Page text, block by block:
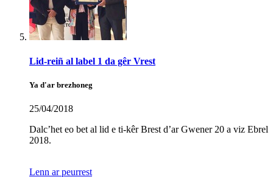
Lid-reiñ al label 1 da gêr Vrest
Ya d'ar brezhoneg
25/04/2018
Dalc’het eo bet al lid e ti-kêr Brest d’ar Gwener 20 a viz Ebrel
2018.
Lenn ar peurrest